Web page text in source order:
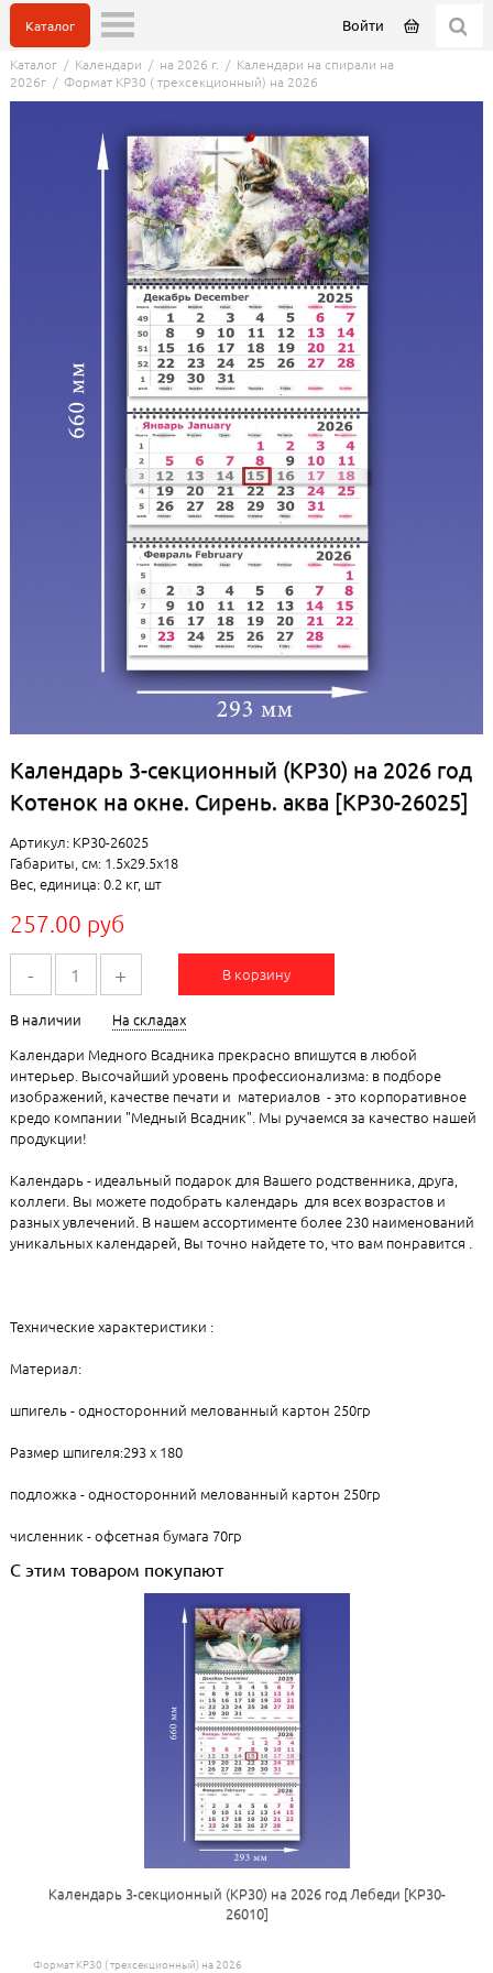
Войти
Каталог
Каталог/ Календари / на 2026 г. / Календари на спирали на
2026г/ Формат КР30 ( трехсекционный) на 2026
Календарь 3-секционный (КР30) на 2026 год
Котенок на окне. Сирень. аква [КР30-26025]
Артикул: КР30-26025
Габариты, см: 1.5x29.5x18
Вес, единица: 0.2 кг, шт
257.00 руб
- + В корзину
В наличии
На складах
Календари Медного Всадника прекрасно впишутся в любой
интерьер. Высочайший уровень профессионализма: в подборе
изображений, качестве печати и материалов - это корпоративное
кредо компании "Медный Всадник". Мы ручаемся за качество нашей
продукции!
Календарь - идеальный подарок для Вашего родственника, друга,
коллеги. Вы можете подобрать календарь для всех возрастов и
разных увлечений. В нашем ассортименте более 230 наименований
уникальных календарей, Вы точно найдете то, что вам понравится .
Технические характеристики :
Материал:
шпигель - односторонний мелованный картон 250гр
Размер шпигеля:293 х 180
подложка - односторонний мелованный картон 250гр
численник - офсетная бумага 70гр
С этим товаром покупают
Календарь 3-секционный (КР30) на 2026 год Лебеди [КР30-
26010]
Формат КР30 ( трехсекционный) на 2026